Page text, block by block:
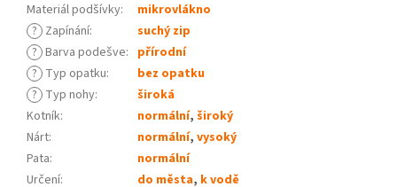
Materiál podšívky:
mikrovlákno
? Zapínání:
suchý zip
? Barva podešve: přírodní
? Typ opatku:
bez opatku
? Typ nohy:
široká
Kotník: normální, široký
Nárt: normální, vysoký
Pata:
normální
Určení: do města, k vodě